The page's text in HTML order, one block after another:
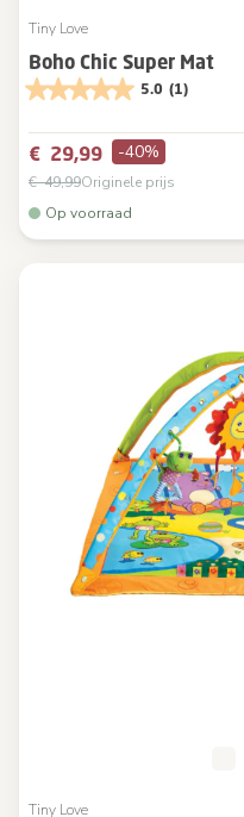
Tiny Love
Boho Chic Super Mat
5.0 (1)
€ 29,99 -40%
€ 49,99Originele prijs
Op voorraad
Tiny Love